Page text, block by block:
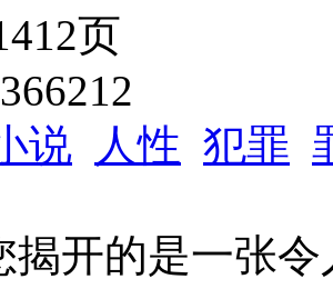
页
说 人性 犯罪
揭开的是一张